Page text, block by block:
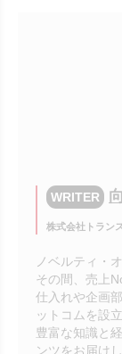
WRITER
株式会社トラン
ノベルティ・
その間、売上
仕入れや企画
ットコムを設立
豊富な知識と
ンツをお届けし